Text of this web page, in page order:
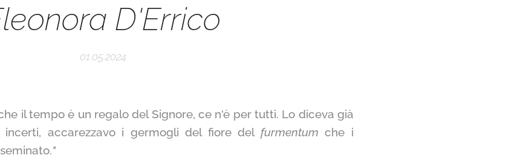
D'Errico
01.05.2024
il tempo è un regalo del Signore, ce n'è per tutti. Lo diceva già
incerti, accarezzavo i germogli del fiore del furmentum che i
"